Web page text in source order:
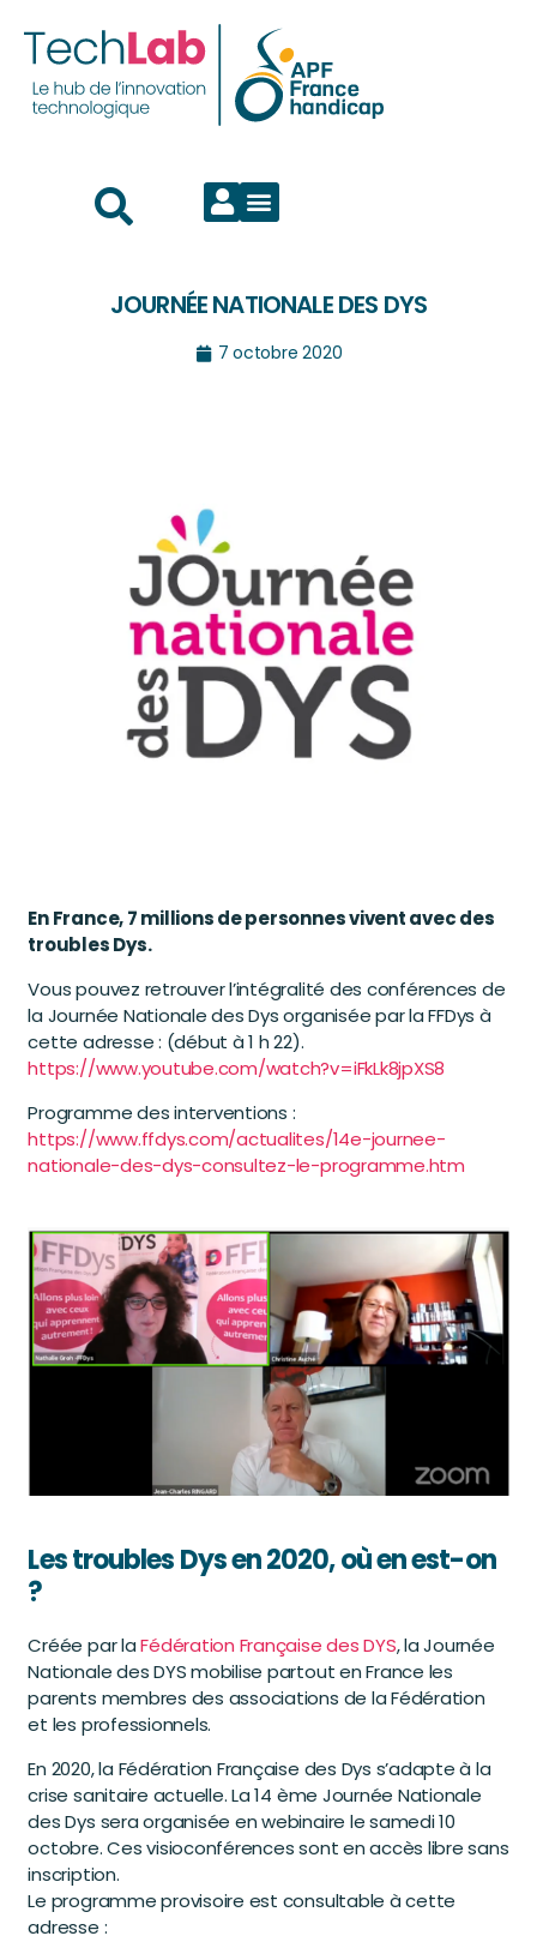
JOURNÉE NATIONALE DES DYS
7 octobre 2020
En France, 7 millions de personnes vivent avec des
troubles Dys.
Vous pouvez retrouver l’intégralité des conférences de
la Journée Nationale des Dys organisée par la FFDys à
cette adresse : (début à 1 h 22).
https://www.youtube.com/watch?v=iFkLk8jpXS8
Programme des interventions :
https://www.ffdys.com/actualites/14e-journee-
nationale-des-dys-consultez-le-programme.htm
Les troubles Dys en 2020, où en est-on
?
Créée par laFédération Française des DYS, la Journée
Nationale des DYS mobilise partout en France les
parents membres des associations de la Fédération
et les professionnels.
En 2020, la Fédération Française des Dys s’adapte à la
crise sanitaire actuelle. La 14 ème Journée Nationale
des Dys sera organisée en webinaire le samedi 10
octobre. Ces visioconférences sont en accès libre sans
inscription.
Le programme provisoire est consultable à cette
adresse :